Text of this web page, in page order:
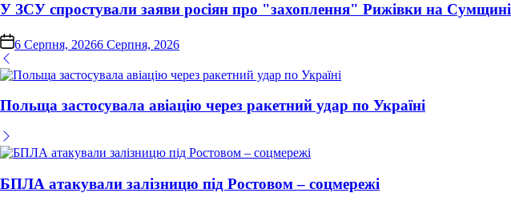
У ЗСУ спростували заяви росіян про "захоплення" Рижівки на Сумщині
on6 Серпня, 20266 Серпня, 2026
Польща застосувала авіацію через ракетний удар по Україні
БПЛА атакували залізницю під Ростовом – соцмережі